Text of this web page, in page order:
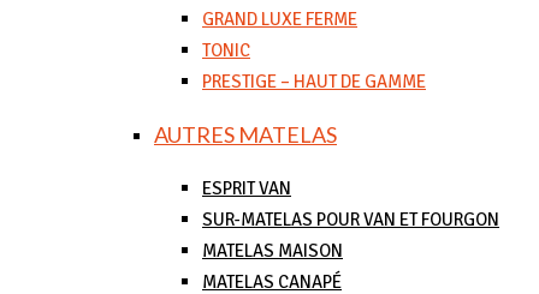
GRAND LUXE FERME
TONIC
PRESTIGE – HAUT DE GAMME
AUTRES MATELAS
ESPRIT VAN
SUR-MATELAS POUR VAN ET FOURGON
MATELAS MAISON
MATELAS CANAPÉ